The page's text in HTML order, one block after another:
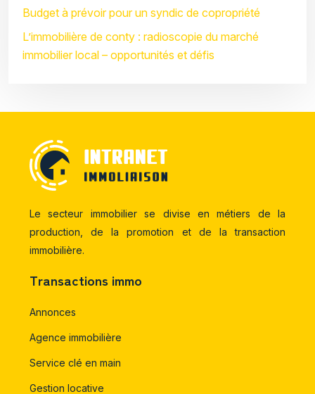
Budget à prévoir pour un syndic de copropriété
L’immobilière de conty : radioscopie du marché
immobilier local – opportunités et défis
Le secteur immobilier se divise en métiers de la
production, de la promotion et de la transaction
immobilière.
Transactions immo
Annonces
Agence immobilière
Service clé en main
Gestion locative